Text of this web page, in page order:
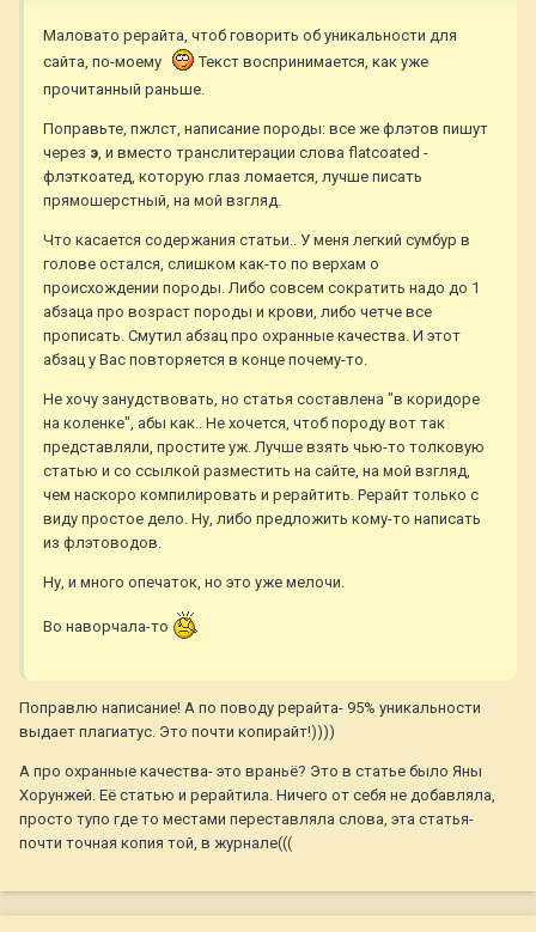
Маловато рерайта, чтоб говорить об уникальности для
сайта, по-моему
Текст воспринимается, как уже
прочитанный раньше.
Поправьте, пжлст, написание породы: все же флэтов пишут
через э, и вместо транслитерации слова flatcoated -
флэткоатед, которую глаз ломается, лучше писать
прямошерстный, на мой взгляд.
Что касается содержания статьи.. У меня легкий сумбур в
голове остался, слишком как-то по верхам о
происхождении породы. Либо совсем сократить надо до 1
абзаца про возраст породы и крови, либо четче все
прописать. Смутил абзац про охранные качества. И этот
абзац у Вас повторяется в конце почему-то.
Не хочу занудствовать, но статья составлена "в коридоре
на коленке", абы как.. Не хочется, чтоб породу вот так
представляли, простите уж. Лучше взять чью-то толковую
статью и со ссылкой разместить на сайте, на мой взгляд,
чем наскоро компилировать и рерайтить. Рерайт только с
виду простое дело. Ну, либо предложить кому-то написать
из флэтоводов.
Ну, и много опечаток, но это уже мелочи.
Во наворчала-то
Поправлю написание! А по поводу рерайта- 95% уникальности
выдает плагиатус. Это почти копирайт!))))
А про охранные качества- это враньё? Это в статье было Яны
Хорунжей. Её статью и рерайтила. Ничего от себя не добавляла,
просто тупо где то местами переставляла слова, эта статья-
почти точная копия той, в журнале(((